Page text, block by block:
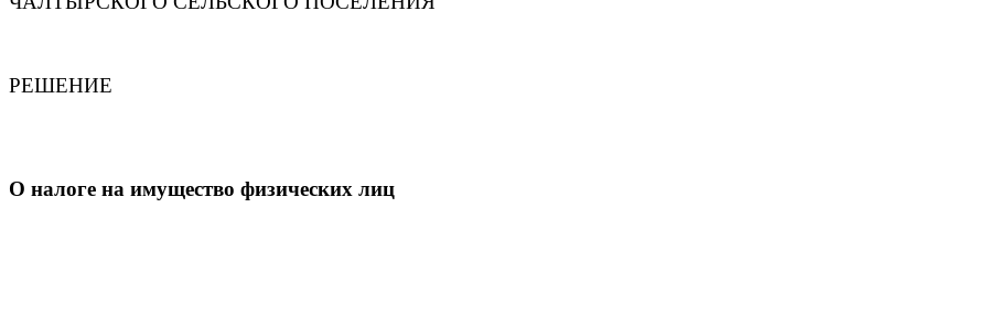
РЕШЕНИЕ
О налоге на имущество физических лиц